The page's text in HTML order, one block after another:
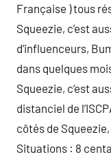
Française ) tous
Squeezie, c’est
d’influenceurs,
dans quelques
Squeezie, c’est
distanciel de
côtés de
Situations : 8